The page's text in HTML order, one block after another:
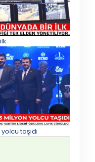
taşıdı